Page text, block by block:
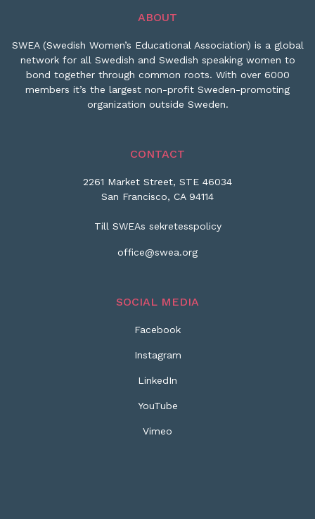
ABOUT
SWEA (Swedish Women’s Educational Association) is a global
network for all Swedish and Swedish speaking women to
bond together through common roots. With over 6000
members it’s the largest non-profit Sweden-promoting
organization outside Sweden.
CONTACT
2261 Market Street, STE 46034
San Francisco, CA 94114
Till SWEAs sekretesspolicy
office@swea.org
SOCIAL MEDIA
Facebook
Instagram
LinkedIn
YouTube
Vimeo